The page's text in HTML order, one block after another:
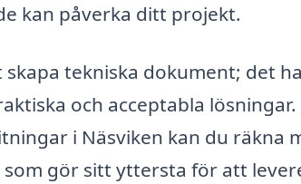
kan påverka ditt projekt.
tekniska dokument; det
och acceptabla
i Näsviken kan du räkna
gör sitt yttersta för att